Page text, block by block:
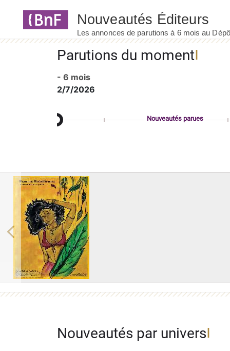
Parutions du moment
- 6 mois
2/7/2026
Nouveautés parues
Previous
Nouveautés par univers